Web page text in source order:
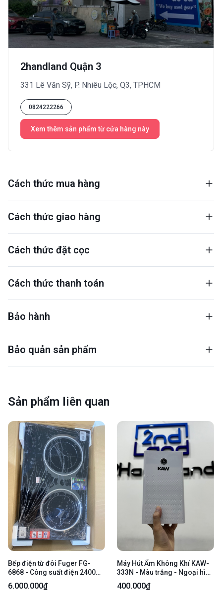
2handland Quận 3
331 Lê Văn Sỹ, P. Nhiêu Lộc, Q3, TPHCM
0824222266
Xem thêm sản phẩm từ cửa hàng này
Cách thức mua hàng
Cách thức giao hàng
Cách thức đặt cọc
Cách thức thanh toán
Bảo hành
Bảo quản sản phẩm
Sản phẩm liên quan
Bếp điện từ đôi Fuger FG-
6868 - Công suất điện 2400w -
380mm - Màu đen - Open box
6.000.000₫
Máy Hút Ẩm Không Khí KAW-
333N - Màu trắng - Ngoại hình
97% - Kèm nguồn
400.000₫